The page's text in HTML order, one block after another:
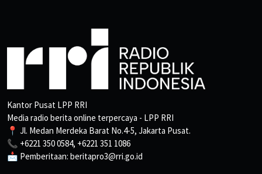
Kantor Pusat LPP RRI
Media radio berita online terpercaya - LPP RRI
📍 Jl. Medan Merdeka Barat No.4-5, Jakarta Pusat.
📞 +6221 350 0584, +6221 351 1086
📩 Pemberitaan: beritapro3@rri.go.id